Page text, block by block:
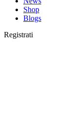
Shop
Blogs
Registrati